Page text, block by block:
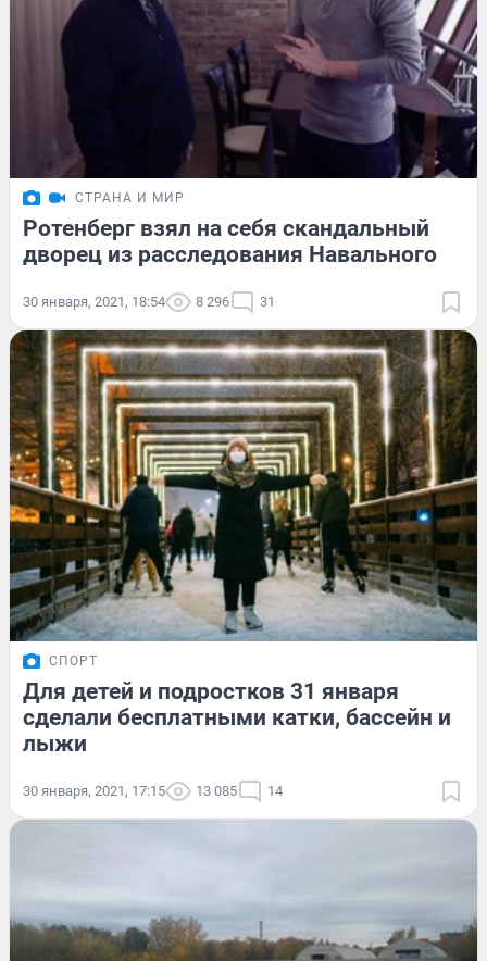
СТРАНА И МИР
Ротенберг взял на себя скандальный
дворец из расследования Навального
30 января, 2021, 18:54 8 296 31
СПОРТ
Для детей и подростков 31 января
сделали бесплатными катки, бассейн и
лыжи
30 января, 2021, 17:15 13 085 14